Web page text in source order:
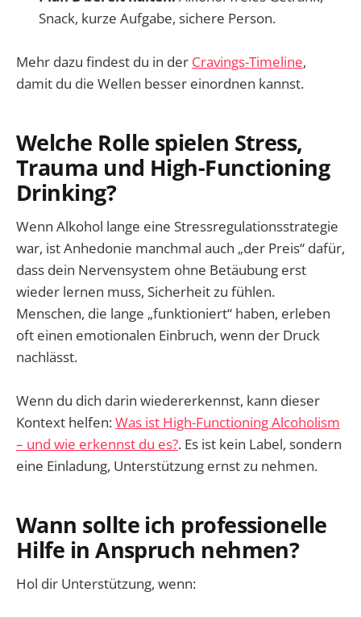
Snack, kurze Aufgabe, sichere Person.
Mehr dazu findest du in der Cravings-Timeline,
damit du die Wellen besser einordnen kannst.
Welche Rolle spielen Stress,
Trauma und High-Functioning
Drinking?
Wenn Alkohol lange eine Stressregulationsstrategie
war, ist Anhedonie manchmal auch „der Preis“ dafür,
dass dein Nervensystem ohne Betäubung erst
wieder lernen muss, Sicherheit zu fühlen.
Menschen, die lange „funktioniert“ haben, erleben
oft einen emotionalen Einbruch, wenn der Druck
nachlässt.
Wenn du dich darin wiedererkennst, kann dieser
Kontext helfen:Was ist High-Functioning Alcoholism
– und wie erkennst du es?. Es ist kein Label, sondern
eine Einladung, Unterstützung ernst zu nehmen.
Wann sollte ich professionelle
Hilfe in Anspruch nehmen?
Hol dir Unterstützung, wenn: